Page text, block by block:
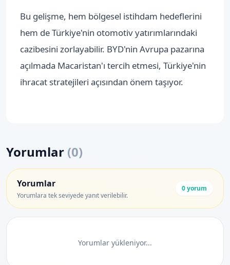
Bu gelişme, hem bölgesel istihdam hedeflerini
hem de Türkiye'nin otomotiv yatırımlarındaki
cazibesini zorlayabilir. BYD'nin Avrupa pazarına
açılmada Macaristan'ı tercih etmesi, Türkiye'nin
ihracat stratejileri açısından önem taşıyor.
Yorumlar (0)
Yorumlar
Yorumlara tek seviyede yanıt verilebilir.
0yorum
Yorumlar yükleniyor...